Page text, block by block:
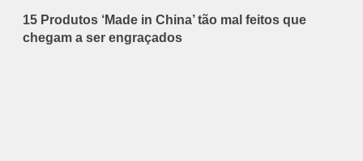
15 Produtos ‘Made in China’ tão mal feitos que
chegam a ser engraçados